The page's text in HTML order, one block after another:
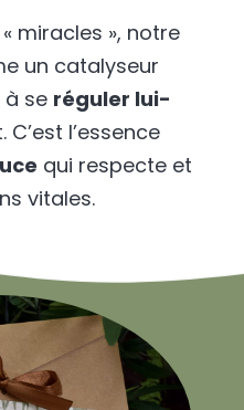
miracles », notre
un catalyseur
se réguler lui-
l’essence
qui respecte et
vitales.